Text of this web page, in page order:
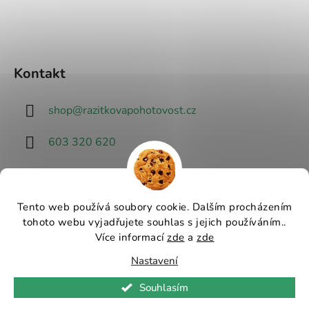
Tento web používá soubory cookie. Dalším procházením
tohoto webu vyjadřujete souhlas s jejich používáním..
Více informací zde a zde
Nastavení
Souhlasím
Kontakt
shop@razitkovapohotovost.cz
603 320 620
Návrhář designu
Vytvořil Shoptet
Razítková pohotovost - nejlevnější